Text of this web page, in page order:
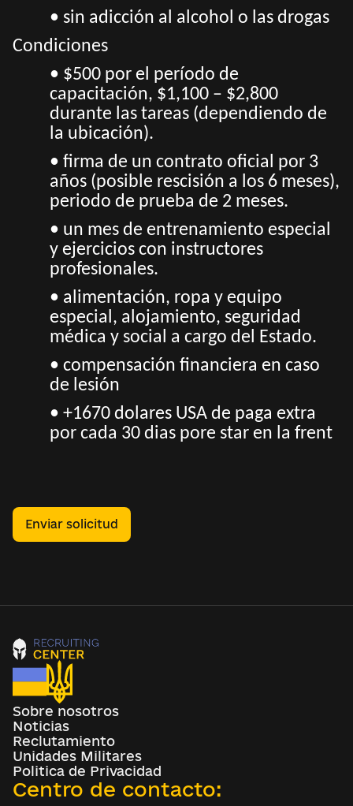
• sin adicción al alcohol o las drogas
Condiciones
• $500 por el período de
capacitación, $1,100 – $2,800
durante las tareas (dependiendo de
la ubicación).
• firma de un contrato oficial por 3
años (posible rescisión a los 6 meses),
periodo de prueba de 2 meses.
• un mes de entrenamiento especial
y ejercicios con instructores
profesionales.
• alimentación, ropa y equipo
especial, alojamiento, seguridad
médica y social a cargo del Estado.
• compensación financiera en caso
de lesión
• +1670 dolares USA de paga extra
por cada 30 dias pore star en la frent
Enviar solicitud
Sobre nosotros
Noticias
Reclutamiento
Unidades Militares
Politica de Privacidad
Centro de contacto: